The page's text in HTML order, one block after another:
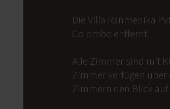
Die Villa Ranmenika
Colombo entfernt.
Alle Zimmer sind mit
Zimmer verfügen über
Zimmern den Blick